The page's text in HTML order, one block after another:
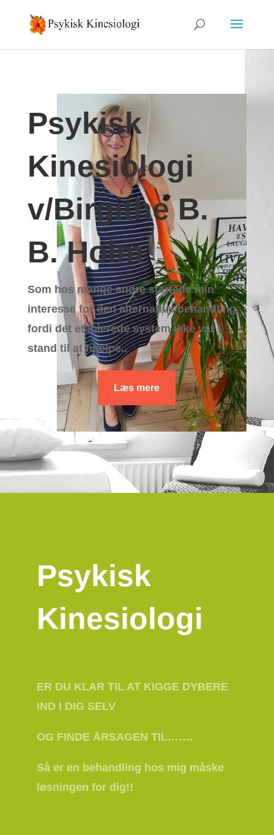
Psykisk
Kinesiologi
v/Birgithe B.
B. Holm
Som hos mange andre startede min
interesse for den alternative behandling,
fordi det etablerede system ikke var i
stand til at hjælpe..
Læs mere
Psykisk
Kinesiologi
ER DU KLAR TIL AT KIGGE DYBERE
IND I DIG SELV
OG FINDE ÅRSAGEN TIL…….
Så er en behandling hos mig måske
løsningen for dig!!